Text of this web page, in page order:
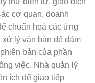
cơ quan, doanh
chuẩn hoá các ứng
lý văn bản để đảm
bản của phần
việc. Nhà quản lý
ích để giao tiếp